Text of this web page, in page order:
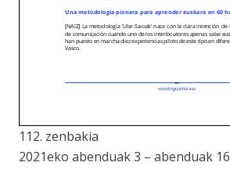
112. zenbakia
2021eko abenduak 3 – abenduak 16